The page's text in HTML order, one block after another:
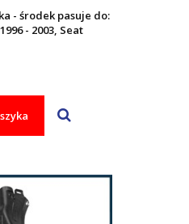
- środek pasuje do:
- 2003, Seat
I 1996 - 2010,
- 2005, GOLF IV